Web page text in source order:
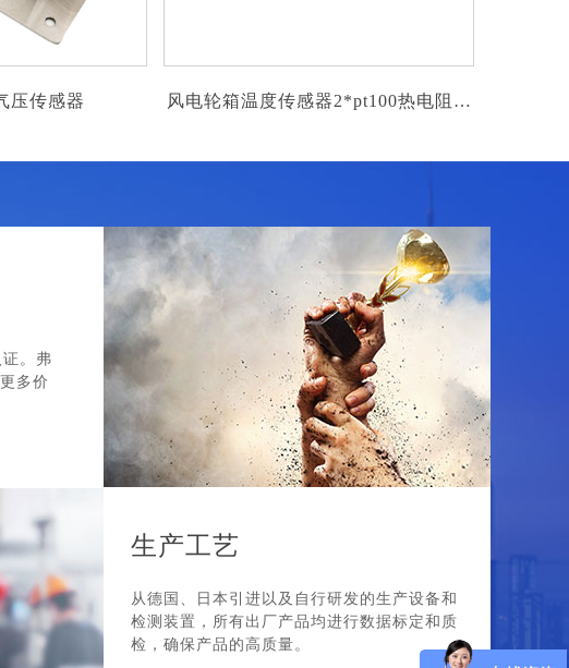
热电阻温
航空发动机变径式90°弯角热电偶温度
。弗
多价
生产工艺
从德国、日本引进以及自行研发的生产设备和
检测装置，所有出厂产品均进行数据标定和质
检，确保产品的高质量。